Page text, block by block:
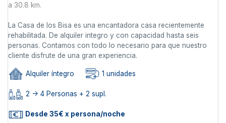
a 30.8 km.
La Casa de los Bisa es una encantadora casa recientemente
rehabilitada. De alquiler integro y con capacidad hasta seis
personas. Contamos con todo lo necesario para que nuestro
cliente disfrute de una gran experiencia.
Alquiler íntegro 1 unidades
2 -> 4 Personas + 2 supl.
Desde 35€ x persona/noche